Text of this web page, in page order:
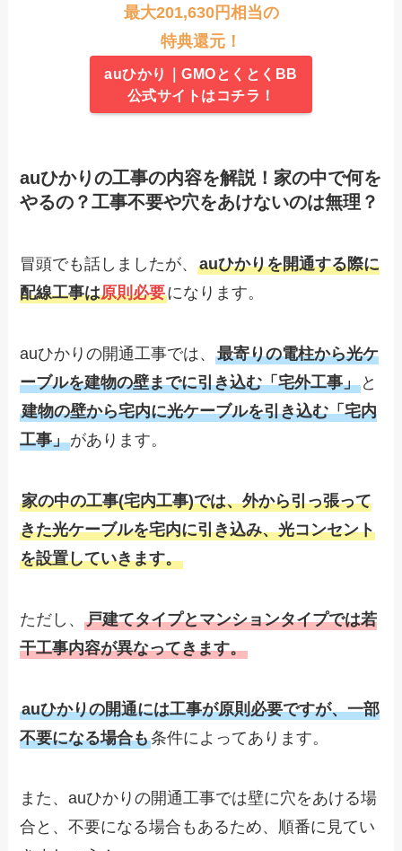
最大201,630円相当の
特典還元！
auひかり｜GMOとくとくBB
公式サイトはコチラ！
auひかりの工事の内容を解説！家の中で何を
やるの？工事不要や穴をあけないのは無理？
冒頭でも話しましたが、auひかりを開通する際に
配線工事は原則必要になります。
auひかりの開通工事では、最寄りの電柱から光ケ
ーブルを建物の壁までに引き込む「宅外工事」 と
建物の壁から宅内に光ケーブルを引き込む「宅内
工事」があります。
家の中の工事(宅内工事)では、外から引っ張って
きた光ケーブルを宅内に引き込み、光コンセント
を設置していきます。
ただし、戸建てタイプとマンションタイプでは若
干工事内容が異なってきます。
auひかりの開通には工事が原則必要ですが、一部
不要になる場合も条件によってあります。
また、auひかりの開通工事では壁に穴をあける場
合と、不要になる場合もあるため、順番に見てい